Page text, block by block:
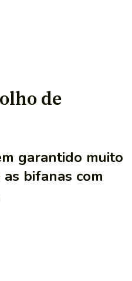
de
garantido muito
bifanas com